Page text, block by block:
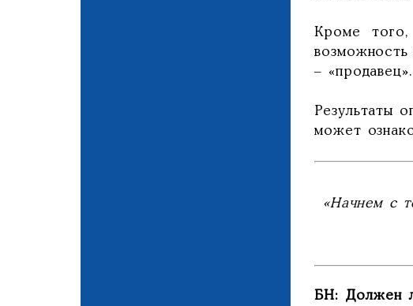
Кроме того,
возможность
– «продавец».
Результаты
может
«Начнем с
БН: Должен